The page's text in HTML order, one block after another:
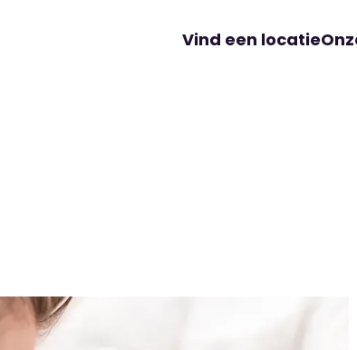
Vind een locatie